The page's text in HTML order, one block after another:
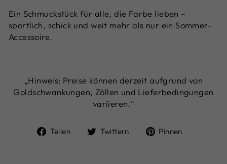
Ein Schmuckstück für alle, die Farbe lieben –
sportlich, schick und weit mehr als nur ein Sommer-
Accessoire.
„Hinweis: Preise können derzeit aufgrund von
Goldschwankungen, Zöllen und Lieferbedingungen
variieren.“
Teilen
Auf
Twittern
Auf
Pinnen